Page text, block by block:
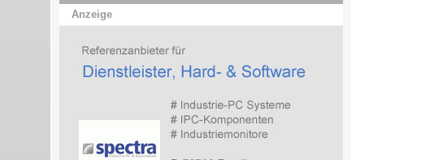
Anzeige